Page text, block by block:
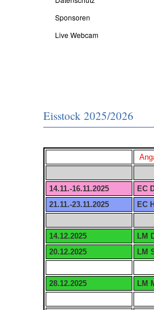
Sponsoren
Live Webcam
Eisstock 2025/2026
14.11.-16.11.2025
EC
21.11.-23.11.2025
EC
14.12.2025
LM
20.12.2025
LM
28.12.2025 LM